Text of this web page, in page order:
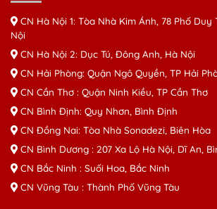
CN Hà Nội 1: Tòa Nhà Kim Ánh, 78 Phố Duy
Nội
CN Hà Nội 2: Dục Tú, Đông Anh, Hà Nội
CN Hải Phòng: Quận Ngô Quyền, TP Hải
CN Cần Thơ : Quận Ninh Kiều, TP Cần Thơ
CN Bình Định: Quy Nhơn, Bình Định
CN Đồng Nai: Tòa Nhà Sonadezi, Biên Hòa
CN Bình Dương : 207 Xa Lộ Hà Nội, Dĩ An,
CN Bắc Ninh : Suối Hoa, Bắc Ninh
CN Vũng Tàu : Thành Phố Vũng Tàu